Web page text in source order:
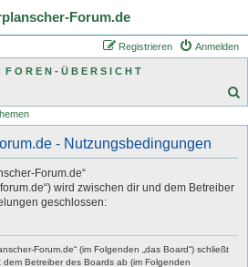
Forum.de
Anmelden
Registrieren
F O R E N - Ü B E R S I C H T
- Nutzungsbedingungen
Forum.de“
wird zwischen dir und dem Betreiber
geschlossen:
Forum.de“ (im Folgenden „das Board“) schließt
Betreiber des Boards ab (im Folgenden